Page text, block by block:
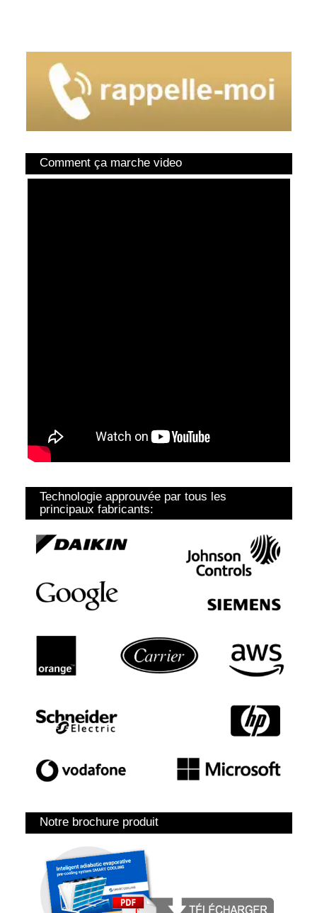
Comment ça marche video
Technologie approuvée par tous les
principaux fabricants:
Notre brochure produit